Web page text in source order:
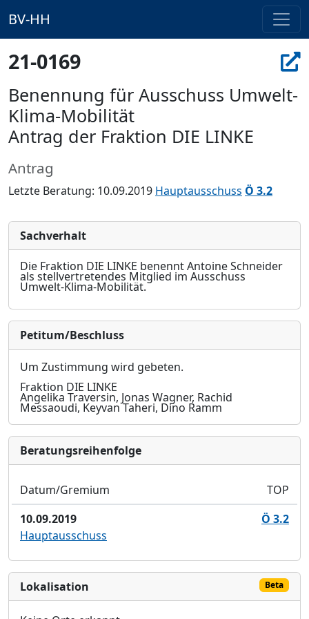
BV-HH
21-0169
Benennung für Ausschuss Umwelt-
Klima-Mobilität
Antrag der Fraktion DIE LINKE
Antrag
Letzte Beratung: 10.09.2019 Hauptausschuss Ö 3.2
Sachverhalt
Die Fraktion DIE LINKE benennt Antoine Schneider
als stellvertretendes Mitglied im Ausschuss
Umwelt-Klima-Mobilität.
Petitum/Beschluss
Um Zustimmung wird gebeten.
Fraktion DIE LINKE
Angelika Traversin, Jonas Wagner, Rachid
Messaoudi, Keyvan Taheri, Dino Ramm
Bera­tungs­reihen­folge
Datum/Gremium
TOP
10.09.2019
Ö 3.2
Hauptausschuss
Lokalisation Beta